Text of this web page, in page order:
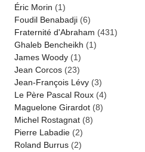
Éric Morin (1)
Foudil Benabadji(6)
Fraternité d'Abraham (431)
Ghaleb Bencheikh (1)
James Woody(1)
Jean Corcos(23)
Jean-François Lévy(3)
Le Père Pascal Roux(4)
Maguelone Girardot(8)
Michel Rostagnat(8)
Pierre Labadie(2)
Roland Burrus(2)